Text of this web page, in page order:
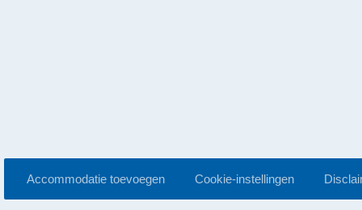
Accommodatie toevoegen Cookie-instellingen